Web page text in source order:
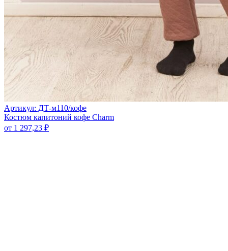
Артикул: ДТ-м110/кофе
Костюм капитоний кофе Charm
от 1 297,23 ₽